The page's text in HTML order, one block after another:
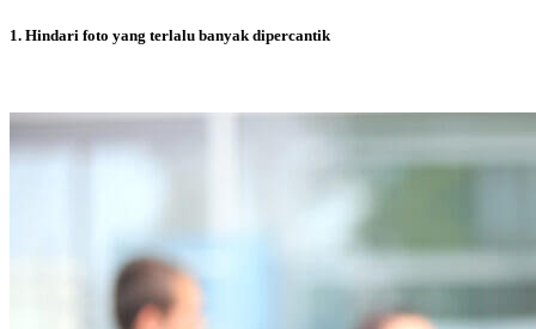
1. Hindari foto yang terlalu banyak dipercantik